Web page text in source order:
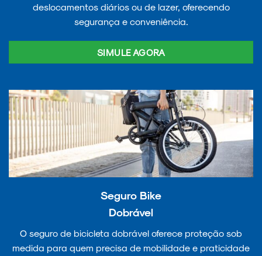
deslocamentos diários ou de lazer, oferecendo
segurança e conveniência.
SIMULE AGORA
Seguro Bike
Dobrável
O seguro de bicicleta dobrável oferece proteção sob
medida para quem precisa de mobilidade e praticidade